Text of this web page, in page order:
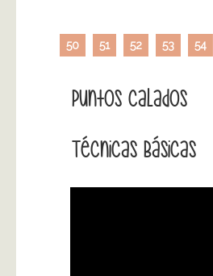
50 51 52 53 54
Puntos Calados
Técnicas Básicas